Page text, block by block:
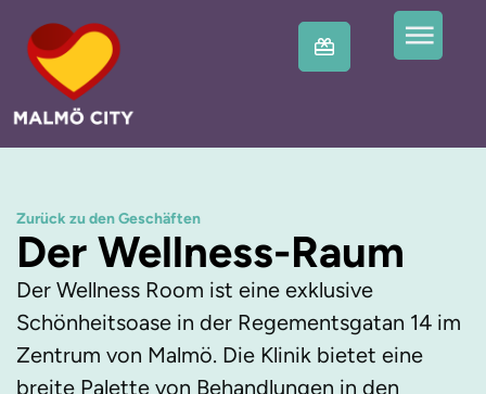
Zurück zu den Geschäften
Der Wellness-Raum
Der Wellness Room ist eine exklusive
Schönheitsoase in der Regementsgatan 14 im
Zentrum von Malmö. Die Klinik bietet eine
breite Palette von Behandlungen in den